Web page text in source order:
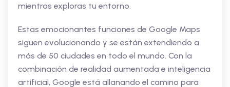
mientras exploras tu entorno.
Estas emocionantes funciones de Google Maps
siguen evolucionando y se están extendiendo a
más de 50 ciudades en todo el mundo. Con la
combinación de realidad aumentada e inteligencia
artificial, Google está allanando el camino para